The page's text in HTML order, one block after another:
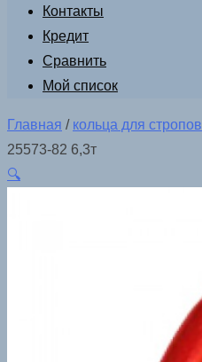
Контакты
Кредит
Сравнить
Мой список
Главная / кольца для стропов
25573-82 6,3т
🔍